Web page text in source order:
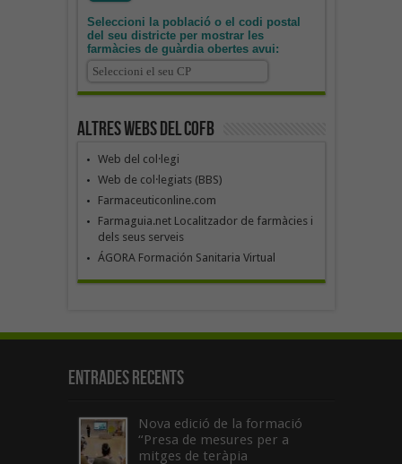
Seleccioni la població o el codi postal
del seu districte per mostrar les
farmàcies de guàrdia obertes avui:
Altres webs del COFB
Web del col·legi
Web de col·legiats (BBS)
Farmaceuticonline.com
Farmaguia.net Localitzador de farmàcies i
dels seus serveis
ÁGORA Formación Sanitaria Virtual
Entrades recents
Nova edició de la formació
“Presa de mesures per a
mitges de teràpia